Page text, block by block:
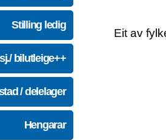
Stilling ledig
bilutleige++
/ delelager
Hengarar
Eit av